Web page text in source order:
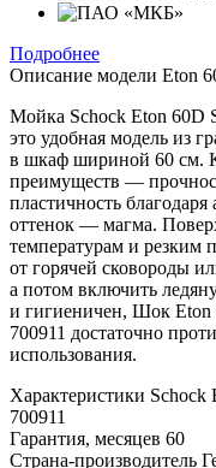
Подробнее
Описание модели Eton
Мойка Schock Eton
это удобная модель из
в шкаф шириной 60 см.
преимуществ —
пластичность
оттенок — магма.
температурам и резким
от горячей сковороды
а потом включить
и гигиеничен, Шок
700911 достаточно
использования.
Характеристики Schock
700911
Гарантия, месяцев 60
Страна-производитель